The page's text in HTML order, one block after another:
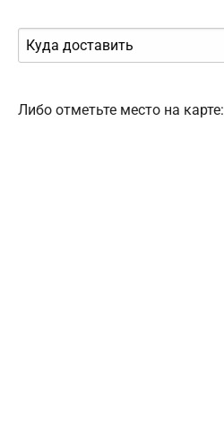
Либо отметьте место на карте: